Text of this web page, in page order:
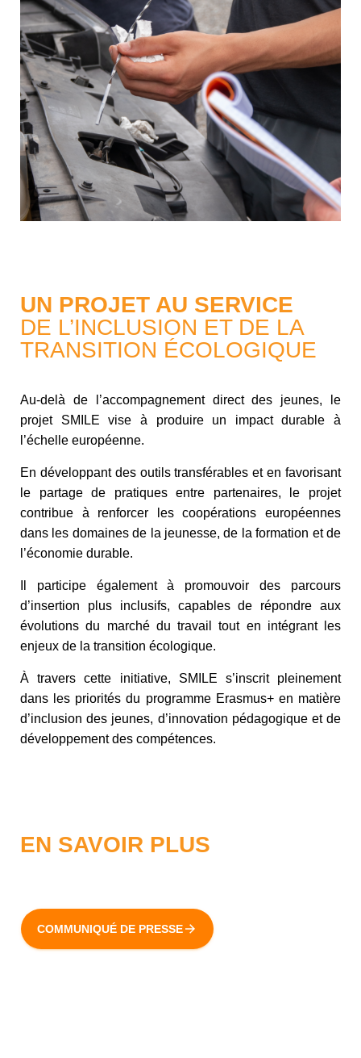
UN PROJET AU SERVICE
DE L’INCLUSION ET DE LA
TRANSITION ÉCOLOGIQUE
Au-delà de l’accompagnement direct des jeunes, le
projet SMILE vise à produire un impact durable à
l’échelle européenne.
En développant des outils transférables et en favorisant
le partage de pratiques entre partenaires, le projet
contribue à renforcer les coopérations européennes
dans les domaines de la jeunesse, de la formation et de
l’économie durable.
Il participe également à promouvoir des parcours
d’insertion plus inclusifs, capables de répondre aux
évolutions du marché du travail tout en intégrant les
enjeux de la transition écologique.
À travers cette initiative, SMILE s’inscrit pleinement
dans les priorités du programme Erasmus+ en matière
d’inclusion des jeunes, d’innovation pédagogique et de
développement des compétences.
EN SAVOIR PLUS
COMMUNIQUÉ DE PRESSE